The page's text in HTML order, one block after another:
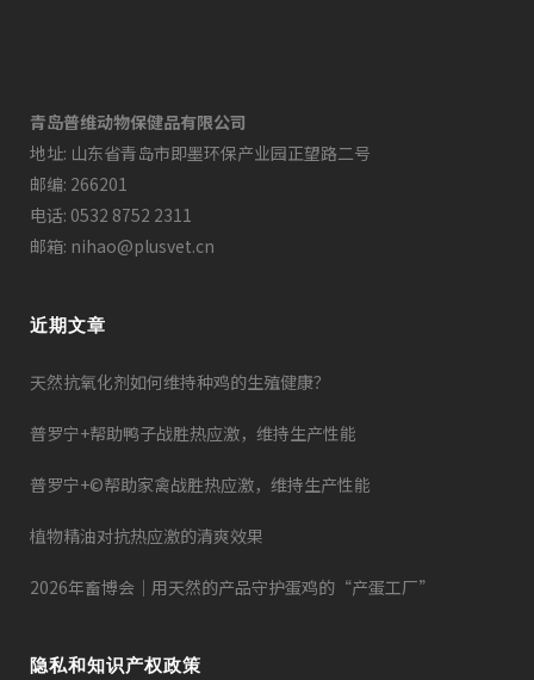
青岛普维动物保健品有限公司
地址: 山东省青岛市即墨环保产业园正望路二号
邮编: 266201
电话: 0532 8752 2311
邮箱: nihao@plusvet.cn
近期文章
天然抗氧化剂如何维持种鸡的生殖健康？
普罗宁+帮助鸭子战胜热应激，维持生产性能
普罗宁+©帮助家禽战胜热应激，维持生产性能
植物精油对抗热应激的清爽效果
2026年畜博会｜用天然的产品守护蛋鸡的“产蛋工厂”
隐私和知识产权政策